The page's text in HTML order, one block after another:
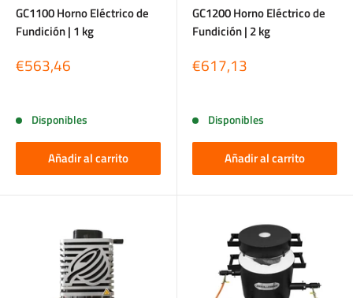
GC1100 Horno Eléctrico de
Fundición | 1 kg
Precio
de
€563,46
Disponibles
Añadir al carrito
GC1200 Horno Eléctrico de
Fundición | 2 kg
Precio
de
€617,13
Disponibles
Añadir al carrito